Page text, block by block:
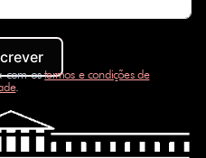
com ostermos e condições de
.